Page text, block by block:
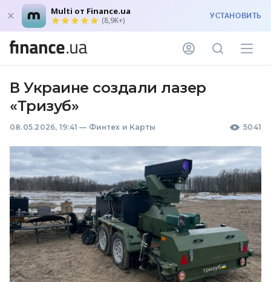
Multi от Finance.ua
(8,9K+) УСТАНОВИТЬ
В Украине создали лазер
«Тризуб»
08.05.2026, 19:41 — Финтех и Карты 5041